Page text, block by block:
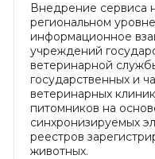
Внедрение сервиса
региональном
информационное
учреждений
ветеринарной
государственных и
ветеринарных
питомников на
синхронизируемых
реестров
животных.